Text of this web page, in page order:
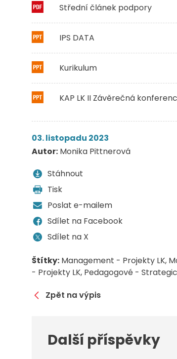
Střední článek podpory
IPS DATA
Kurikulum
KAP LK II Závěrečná
03. listopadu 2023
Autor: Monika Pittnerová
Stáhnout
Tisk
Poslat e-mailem
Sdílet na Facebook
Sdílet na X
Štítky: Management - Projekty LK
- Projekty LK Pedagogové -
Zpět na výpis
Další příspěvky